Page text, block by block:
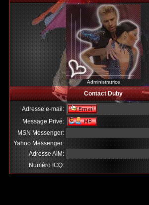
Administratrice
Contact Duby
Adresse e-mail:
Message Privé:
MSN Messenger:
Yahoo Messenger:
Adresse AIM:
Numéro ICQ: